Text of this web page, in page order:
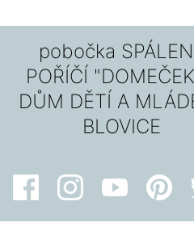
pobočka
POŘÍČÍ
DŮM DĚTÍ A
BLOVICE